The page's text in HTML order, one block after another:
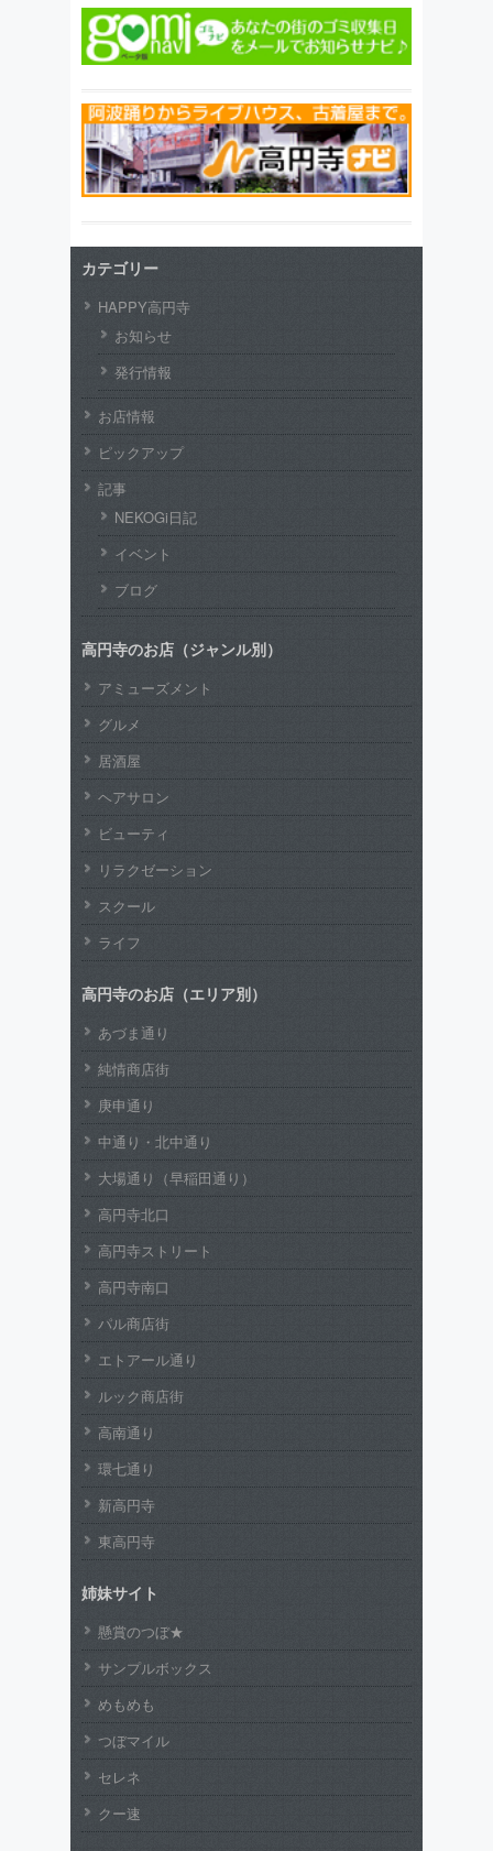
カテゴリー
HAPPY高円寺
お知らせ
発行情報
お店情報
ピックアップ
記事
NEKOGi日記
イベント
ブログ
高円寺のお店（ジャンル別）
アミューズメント
グルメ
居酒屋
ヘアサロン
ビューティ
リラクゼーション
スクール
ライフ
高円寺のお店（エリア別）
あづま通り
純情商店街
庚申通り
中通り・北中通り
大場通り（早稲田通り）
高円寺北口
高円寺ストリート
高円寺南口
パル商店街
エトアール通り
ルック商店街
高南通り
環七通り
新高円寺
東高円寺
姉妹サイト
懸賞のつぼ★
サンプルボックス
めもめも
つぼマイル
セレネ
クー速